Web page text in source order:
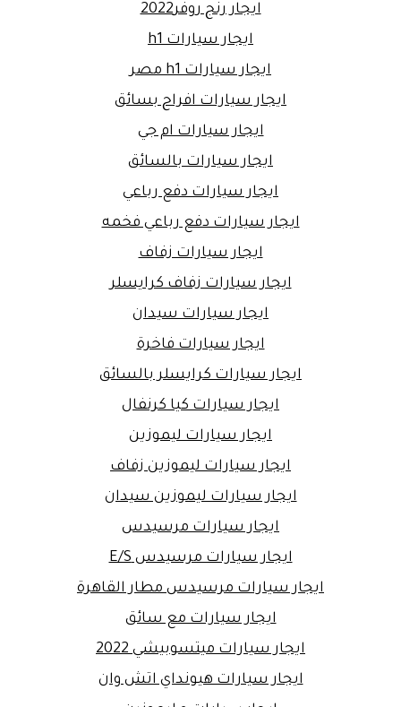
ايجار رنج روفر2022
ايجار سيارات h1
ايجار سيارات h1 مصر
ايجار سيارات افراح بسائق
ايجار سيارات ام جي
ايجار سيارات بالسائق
ايجار سيارات دفع رباعي
ايجار سيارات دفع رباعي فخمه
ايجار سيارات زفاف
ايجار سيارات زفاف كرايسلر
ايجار سيارات سيدان
ايجار سيارات فاخرة
ايجار سيارات كرايسلر بالسائق
ايجار سيارات كيا كرنفال
ايجار سيارات ليموزين
ايجار سيارات ليموزين زفاف
ايجار سيارات ليموزين سيدان
ايجار سيارات مرسيدس
ايجار سيارات مرسيدس E/S
ايجار سيارات مرسيدس مطار القاهرة
ايجار سيارات مع سائق
ايجار سيارات ميتسوبيشي 2022
ايجار سيارات هيونداي اتش وان